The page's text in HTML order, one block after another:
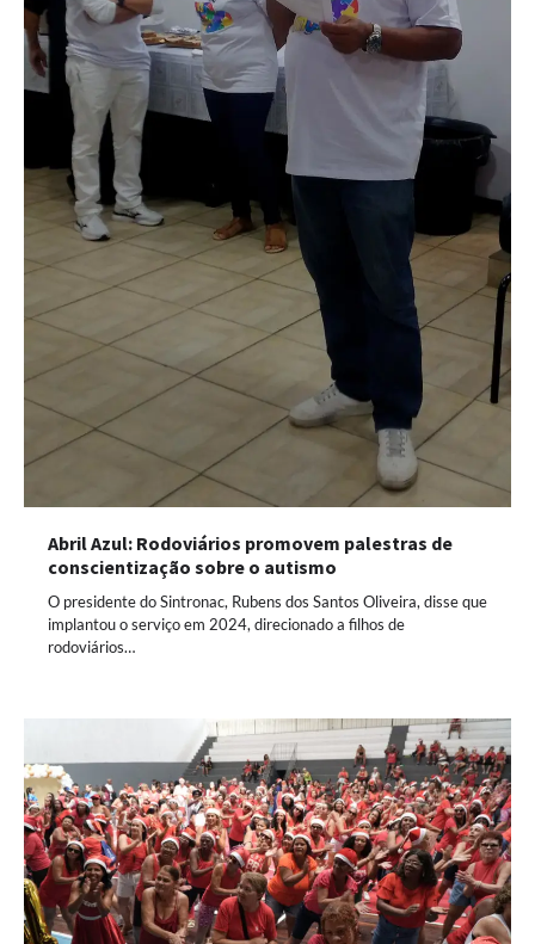
Abril Azul: Rodoviários promovem palestras de
conscientização sobre o autismo
O presidente do Sintronac, Rubens dos Santos Oliveira, disse que
implantou o serviço em 2024, direcionado a filhos de
rodoviários…